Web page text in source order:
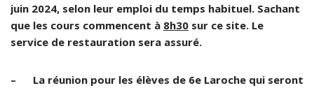
juin 2024, selon leur emploi du temps habituel. Sachant
que les cours commencent à 8h30 sur ce site. Le
service de restauration sera assuré.
– La réunion pour les élèves de 6e Laroche qui seront